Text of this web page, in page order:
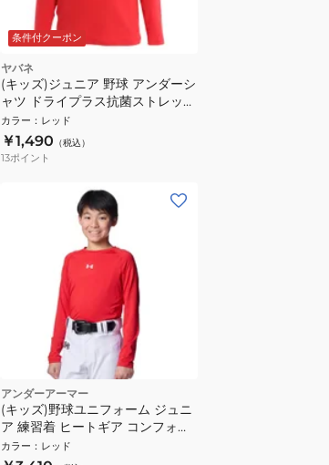
条件付クーポン
ヤバネ
(キッズ)ジュニア 野球 アンダーシ
ャツ ドライプラス抗菌ストレッチ
ハイネック長袖シャツ
YA2ABJ01-70 抗菌効果 吸汗速乾
性 抗菌防臭 UVケア
カラー ： レッド
￥1,490 （税込）
13ポイント
アンダーアーマー
(キッズ)野球ユニフォーム ジュニ
ア 練習着 ヒートギア コンフォー
ト フィッティド 長袖 クルーネッ
クシャツ 6012726 600
カラー ： レッド